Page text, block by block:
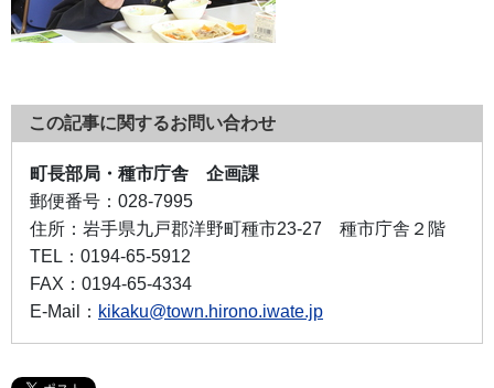
この記事に関するお問い合わせ
町長部局・種市庁舎 企画課
郵便番号： 028-7995
住所： 岩手県九戸郡洋野町種市23-27 種市庁舎２階
TEL： 0194-65-5912
FAX： 0194-65-4334
E-Mail： kikaku@town.hirono.iwate.jp